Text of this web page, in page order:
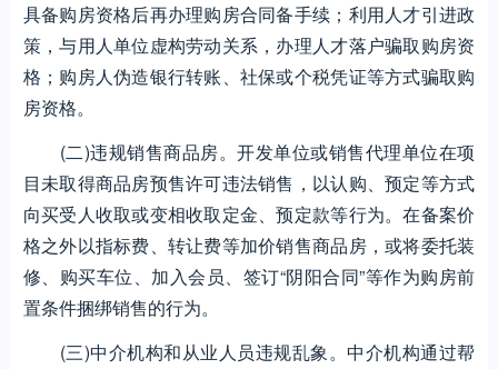
具备购房资格后再办理购房合同备手续；利用人才引进政
策，与用人单位虚构劳动关系，办理人才落户骗取购房资
格；购房人伪造银行转账、社保或个税凭证等方式骗取购
房资格。
(二)违规销售商品房。开发单位或销售代理单位在项
目未取得商品房预售许可违法销售，以认购、预定等方式
向买受人收取或变相收取定金、预定款等行为。在备案价
格之外以指标费、转让费等加价销售商品房，或将委托装
修、购买车位、加入会员、签订“阴阳合同”等作为购房前
置条件捆绑销售的行为。
(三)中介机构和从业人员违规乱象。中介机构通过帮